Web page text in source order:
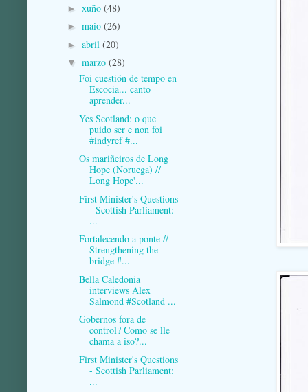
► xuño (48)
► maio (26)
► abril (20)
▼ marzo (28)
Foi cuestión de tempo en
Escocia... canto
aprender...
Yes Scotland: o que
puido ser e non foi
#indyref #...
Os mariñeiros de Long
Hope (Noruega) //
Long Hope'...
First Minister's Questions
- Scottish Parliament:
...
Fortalecendo a ponte //
Strengthening the
bridge #...
Bella Caledonia
interviews Alex
Salmond #Scotland ...
Gobernos fora de
control? Como se lle
chama a iso?...
First Minister's Questions
- Scottish Parliament:
...